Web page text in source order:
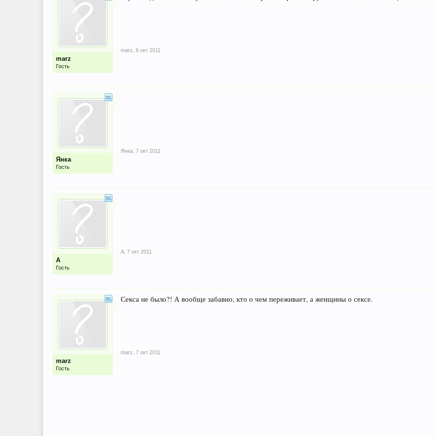
marz
Гость
marz 6 окт 2011
Янка
Гость
Янка 7 окт 2011
А
Гость
А 7 окт 2011
marz
Гость
Секса не было?! А вообще забавно, кто о чем переживает, а женщины о сексе.
marz 7 окт 2011